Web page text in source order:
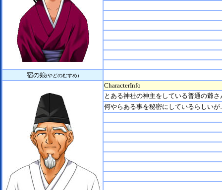
宿の娘(やどのむすめ)
CharacterInfo
とある神社の神主をしている普通の爺さ
何やらある事を秘密にしているらしい